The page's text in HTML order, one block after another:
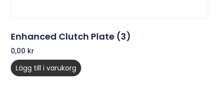
Enhanced Clutch Plate (3)
0,00 kr
Lägg till i varukorg